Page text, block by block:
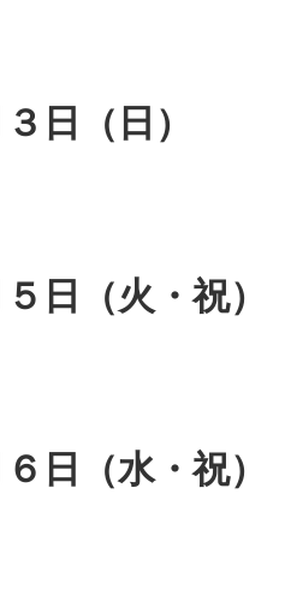
日（日）
日（火・祝）
日（水・祝）